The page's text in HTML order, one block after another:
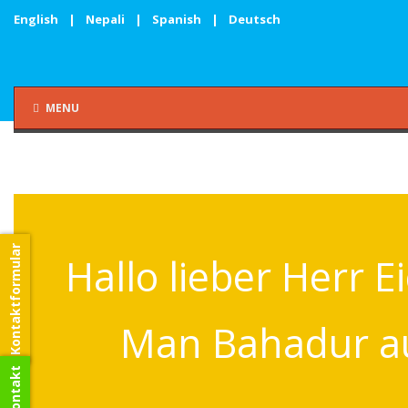
English | Nepali | Spanish | Deutsch
MENU
Hallo lieber Herr
Man Bahadur
Kontaktformular